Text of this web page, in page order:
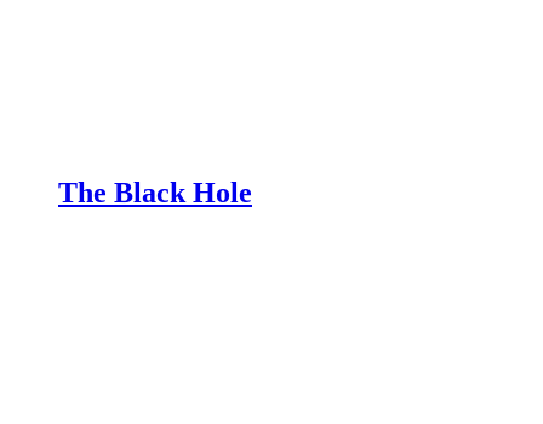
The Black Hole